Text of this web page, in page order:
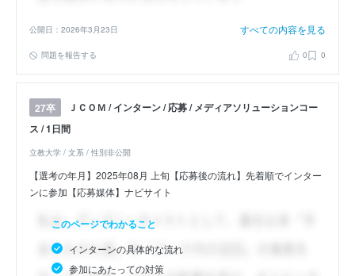
公開日：2026年3月23日 すべての内容を見る
問題を報告する 0 0
27卒
ＪＣＯＭ / インターン / 応募 / メディアソリューションコー
ス / 1日間
立教大学 / 文系 / 性別非公開
【選考の年月】2025年08月 上旬【応募後の流れ】先着順でインター
ンに参加【応募媒体】ナビサイト
このページでわかること
インターンの具体的な流れ
参加にあたっての対策